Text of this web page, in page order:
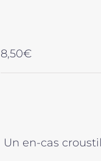
8,50€
Un en-cas